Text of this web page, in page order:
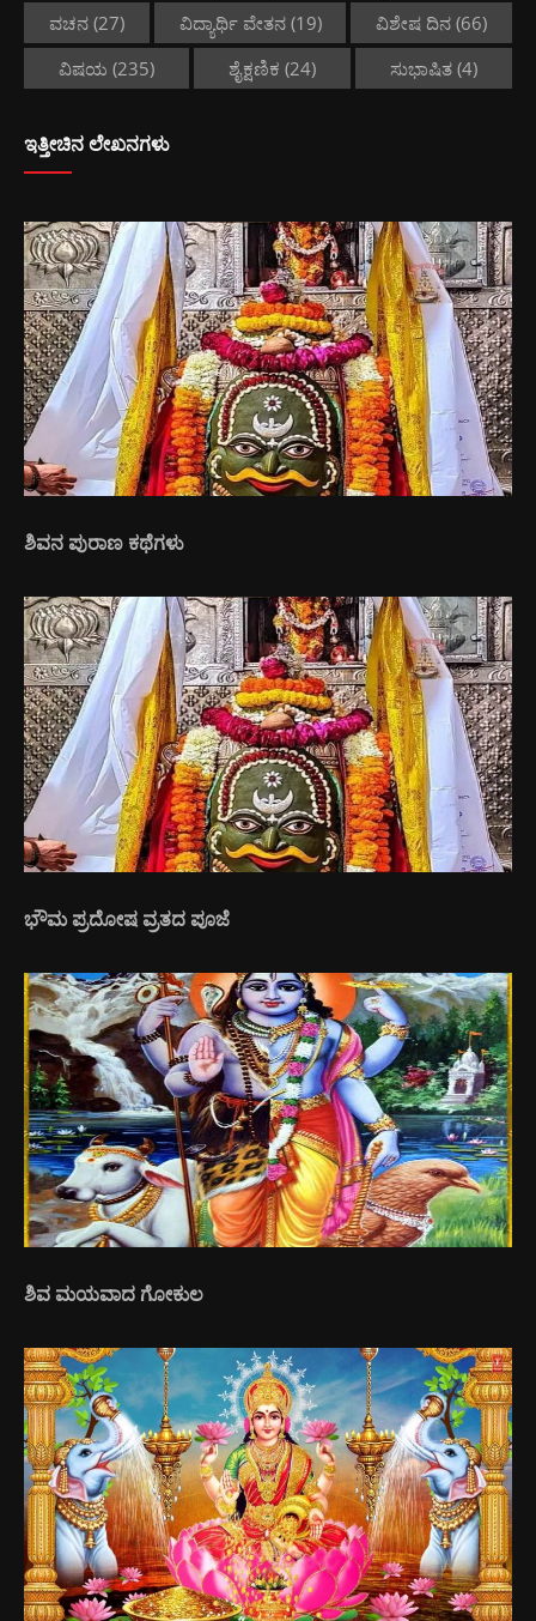
ವಚನ(27) ವಿದ್ಯಾರ್ಥಿ ವೇತನ(19) ವಿಶೇಷ ದಿನ (66)
ವಿಷಯ (235) ಶೈಕ್ಷಣಿಕ (24) ಸುಭಾಷಿತ (4)
ಇತ್ತೀಚಿನ ಲೇಖನಗಳು
ಶಿವನ ಪುರಾಣ ಕಥೆಗಳು
ಭೌಮ ಪ್ರದೋಷ ವ್ರತದ ಪೂಜೆ
ಶಿವ ಮಯವಾದ ಗೋಕುಲ